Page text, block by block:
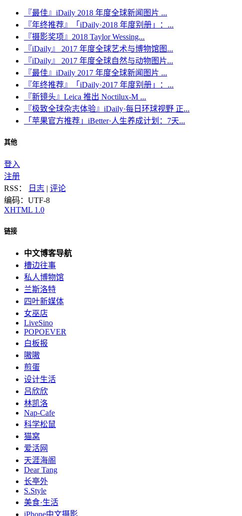
『最佳』iDaily 2018 年度全球新闻图片 ...
『年终推荐』「iDaily·2018 年度别册」：...
『摄影奖项』2018 Taylor Wessing...
『iDaily』 2017 年度全球艺术与博物馆图...
『iDaily』 2017 年度全球自然与动物图片...
『最佳』iDaily 2017 年度全球新闻图片 ...
『年终推荐』「iDaily·2017 年度别册」：...
『新镜头』Leica 推出 Noctilux-M ...
『极致全球杂志体验』iDaily·每日环球视野 正...
「苹果官方推荐」iBetter·人生养成计划：7天...
其他
登入
注册
RSS：
日志 | 评论
编码：UTF-8
XHTML 1.0
链接
中文博客导航
槽边往事
私人博物馆
兰斯洛特
四叶新媒体
女巫店
LiveSino
POPOEVER
白板报
嗷嗷
煎蛋
设计生活
吕欣欣
林凯洛
Nap-Cafe
科学松鼠
猫窝
爱活网
天涯海阁
Dear Tang
长亭外
S.Style
美食·生活
iPhone中文摄影